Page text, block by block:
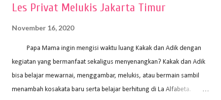
Les Privat Melukis Jakarta Timur
November 16, 2020
Papa Mama ingin mengisi waktu luang Kakak dan Adik dengan
kegiatan yang bermanfaat sekaligus menyenangkan? Kakak dan Adik
bisa belajar mewarnai, menggambar, melukis, atau bermain sambil
menambah kosakata baru serta belajar berhitung di La Alfabeta.